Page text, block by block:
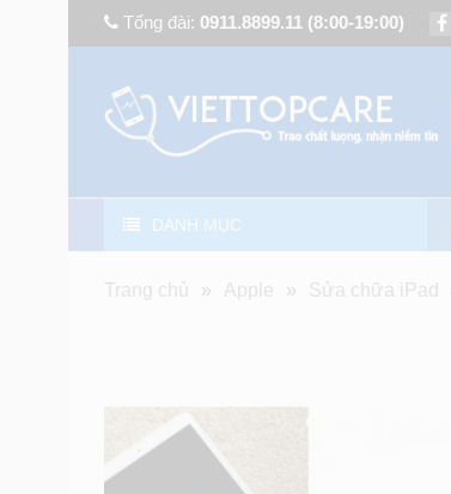
Tổng đài: 0911.8899.11 (8:00-19:00)
DANH MỤC
Trang chủ » Apple » Sửa chữa iPad